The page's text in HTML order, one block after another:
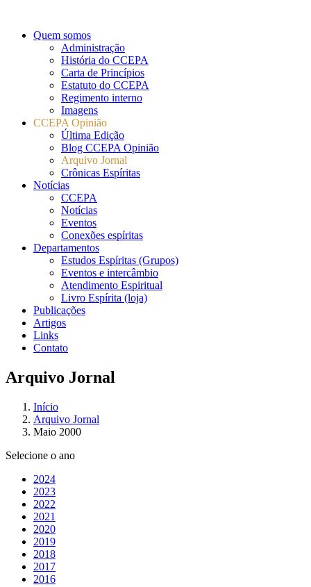
Quem somos
Administração
História do CCEPA
Carta de Princípios
Estatuto do CCEPA
Regimento interno
Imagens
CCEPA Opinião
Última Edição
Blog CCEPA Opinião
Arquivo Jornal
Crônicas Espíritas
Notícias
CCEPA
Notícias
Eventos
Conexões espíritas
Departamentos
Estudos Espíritas (Grupos)
Eventos e intercâmbio
Atendimento Espiritual
Livro Espírita (loja)
Publicações
Artigos
Links
Contato
Arquivo Jornal
Início
Arquivo Jornal
Maio 2000
Selecione o ano
2024
2023
2022
2021
2020
2019
2018
2017
2016